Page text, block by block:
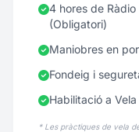
4 hores de
(Obligatori)
Maniobres en
Fondeig i
Habilitació a
* Les pràctiques de vela